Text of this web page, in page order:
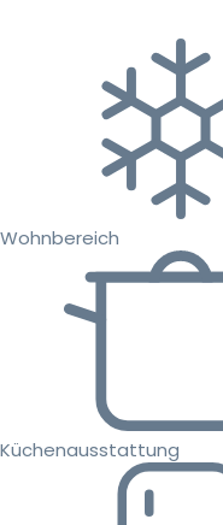
Wohnbereich
Küchenausstattung